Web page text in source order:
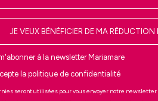
JE VEUX BÉNÉFICIER DE MA RÉDUCTION
à la newsletter Mariamare
la politique de confidentialité
seront utilisées pour vous envoyer notre newsletter